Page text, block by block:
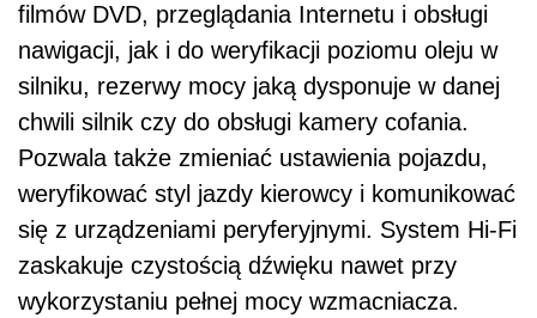
filmów DVD, przeglądania Internetu i obsługi
nawigacji, jak i do weryfikacji poziomu oleju w
silniku, rezerwy mocy jaką dysponuje w danej
chwili silnik czy do obsługi kamery cofania.
Pozwala także zmieniać ustawienia pojazdu,
weryfikować styl jazdy kierowcy i komunikować
się z urządzeniami peryferyjnymi. System Hi-Fi
zaskakuje czystością dźwięku nawet przy
wykorzystaniu pełnej mocy wzmacniacza.